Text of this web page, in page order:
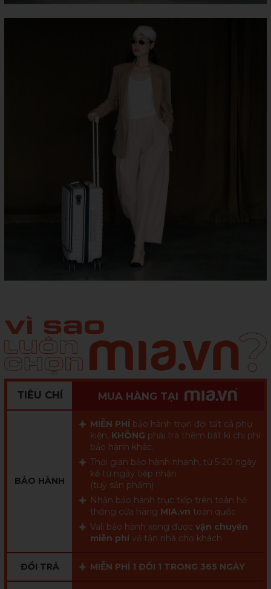
TIÊU CHÍ MUA HÀNG TẠI
BẢO HÀNH
MIỄN PHÍ bảo hành trọn đời tất cả phụ
kiện, KHÔNG phải trả thêm bất kì chi phí
bảo hành khác.
Thời gian bảo hành nhanh, từ 5-20 ngày
kể từ ngày tiếp nhận
(tuỳ sản phẩm)
Nhận bảo hành trực tiếp trên toàn hệ
thống cửa hàng MIA.vn toàn quốc
Vali bảo hành xong được vận chuyển
miễn phí về tận nhà cho khách
ĐỔI TRẢ MIỄN PHÍ 1 ĐỔI 1 TRONG 365 NGÀY